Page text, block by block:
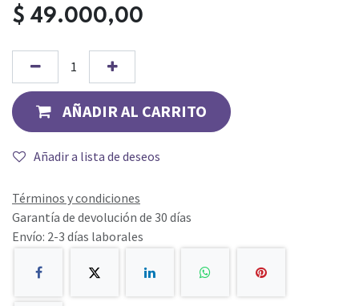
$ 49.000,00
AÑADIR AL CARRITO
Añadir a lista de deseos
Términos y condiciones
Garantía de devolución de 30 días
Envío: 2-3 días laborales